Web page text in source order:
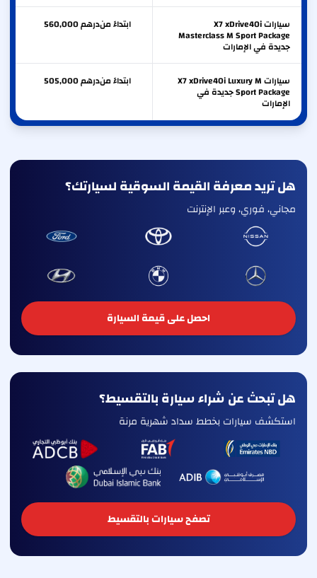
سيارات X7 xDrive40i
Masterclass M Sport Package
جديدة في الإمارات
ابتداءً من 560,000درهم
سيارات X7 xDrive40i Luxury M
Sport Package جديدة في
الإمارات
ابتداءً من 505,000درهم
هل تريد معرفة القيمة السوقية لسيارتك؟
مجاني، فوري، وعبر الإنترنت
احصل على قيمة السيارة
هل تبحث عن شراء سيارة بالتقسيط؟
استكشف سيارات بخطط سداد شهرية مرنة
تصفح سيارات بالتقسيط